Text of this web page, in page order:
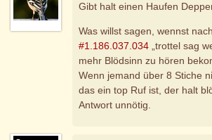
Gibt halt einen Haufen
Was willst sagen, wennst
#1.186.037.034 „trottel sag
mehr Blödsinn zu hören
Wenn jemand über 8 Stiche
das ein top Ruf ist, der halt
Antwort unnötig.